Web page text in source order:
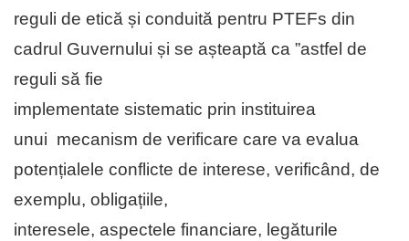
reguli de etică și conduită pentru PTEFs din
cadrul Guvernului și se așteaptă ca ”astfel de
reguli să fie
implementate sistematic prin instituirea
unui mecanism de verificare care va evalua
potențialele conflicte de interese, verificând, de
exemplu, obligațiile,
interesele, aspectele financiare, legăturile